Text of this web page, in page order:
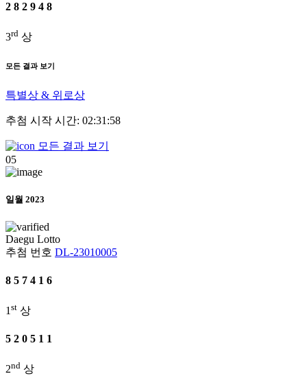
2 8 2 9 4 8
3rd 상
모든 결과 보기
특별상 & 위로상
추첨 시작 시간: 02:31:58
모든 결과 보기
05
일월 2023
Daegu Lotto
추첨 번호 DL-23010005
8 5 7 4 1 6
1 st 상
5 2 0 5 1 1
2nd 상